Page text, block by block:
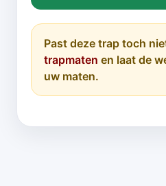
Past deze trap toch
trapmaten en laat de
uw maten.